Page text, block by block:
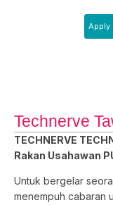
Apply
Technerve
TECHNERVE
Rakan Usahawan
Untuk bergelar
menempuh cabaran